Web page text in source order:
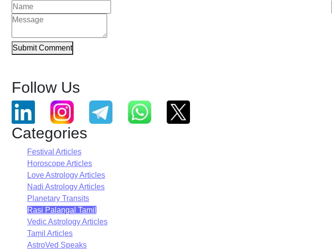
Submit Comment
Follow Us
Categories
Festival Articles
Horoscope Articles
Love Astrology Articles
Nadi Astrology Articles
Planetary Transits
Rasi Palangal Tamil
Vedic Astrology Articles
Tamil Articles
AstroVed Speaks